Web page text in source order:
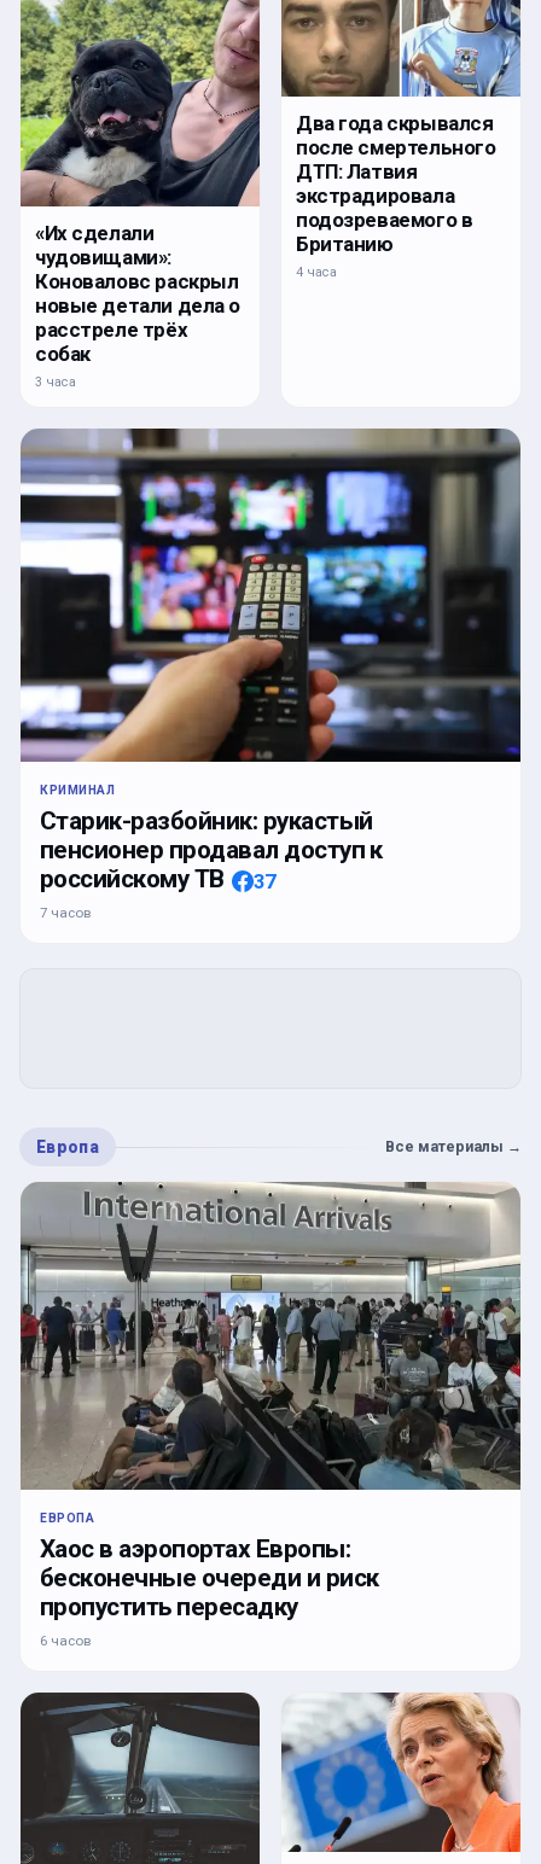
«Их сделали
чудовищами»:
Коноваловс раскрыл
новые детали дела о
расстреле трёх
собак
3 часа
Два года скрывался
после смертельного
ДТП: Латвия
экстрадировала
подозреваемого в
Британию
4 часа
КРИМИНАЛ
Старик-разбойник: рукастый
пенсионер продавал доступ к
российскому ТВ
37
7 часов
Европа Все материалы →
ЕВРОПА
Хаос в аэропортах Европы:
бесконечные очереди и риск
пропустить пересадку
6 часов